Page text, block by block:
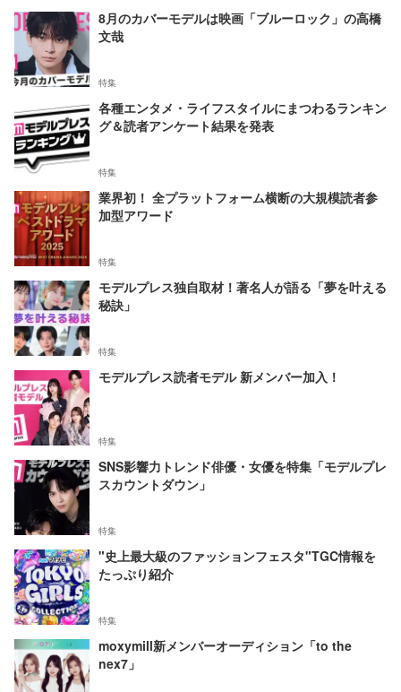
8月のカバーモデルは映画「ブルーロック」の高橋
文哉
特集
各種エンタメ・ライフスタイルにまつわるランキン
グ＆読者アンケート結果を発表
特集
業界初！ 全プラットフォーム横断の大規模読者参
加型アワード
特集
モデルプレス独自取材！著名人が語る「夢を叶える
秘訣」
特集
モデルプレス読者モデル 新メンバー加入！
特集
SNS影響力トレンド俳優・女優を特集「モデルプレ
スカウントダウン」
特集
"史上最大級のファッションフェスタ"TGC情報を
たっぷり紹介
特集
moxymill新メンバーオーディション「to the
nex7」